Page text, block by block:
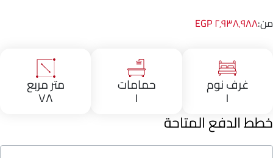
من:٢٬٩٣٨٬٩٨٨ EGP
غرف نوم
١
حمامات
١
متر مربع
٧٨
خطط الدفع المتاحة